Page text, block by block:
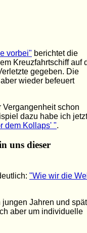
vorbei" berichtet die
Kreuzfahrtschiff auf
gegeben. Die
wieder befeuert
schon
dazu habe ich jetzt
dem Kollaps' ".
uns dieser
"Wie wir die
Jahren und
aber um individuelle